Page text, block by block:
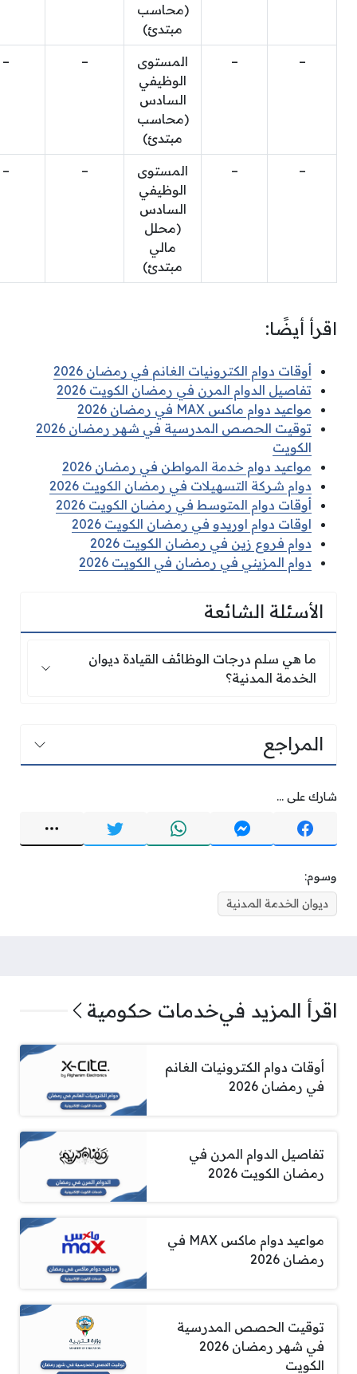
(محاسب
مبتدئ)
–
–
المستوى
الوظيفي
السادس
(محاسب
مبتدئ)
–
–
–
–
المستوى
الوظيفي
السادس
(محلل
مالي
مبتدئ)
–
–
اقرأ أيضًا:
أوقات دوام الكترونيات الغانم في رمضان 2026
تفاصيل الدوام المرن في رمضان الكويت 2026
مواعيد دوام ماكس MAX في رمضان 2026
توقيت الحصص المدرسية في شهر رمضان 2026
الكويت
مواعيد دوام خدمة المواطن في رمضان 2026
دوام شركة التسهيلات في رمضان الكويت 2026
أوقات دوام المتوسط في رمضان الكويت 2026
اوقات دوام اوريدو في رمضان الكويت 2026
دوام فروع زين في رمضان الكويت 2026
دوام المزيني في رمضان في الكويت 2026
الأسئلة الشائعة
ما هي سلم درجات الوظائف القيادة ديوان الخدمة
ما هي سلم درجات الوظائف القيادة ديوان
الخدمة المدنية؟
المراجع
شارك على ...
وسوم:
ديوان الخدمة المدنية
اقرأ المزيد فيخدمات حكومية
أوقات دوام الكترونيات الغانم
في رمضان 2026
تفاصيل الدوام المرن في
رمضان الكويت 2026
مواعيد دوام ماكس MAX في
رمضان 2026
توقيت الحصص المدرسية
في شهر رمضان 2026
الكويت